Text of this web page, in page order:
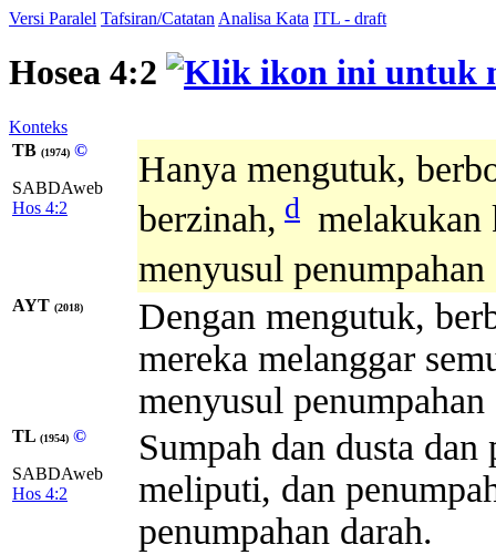
Versi Paralel Tafsiran/Catatan Analisa Kata ITL - draft
Hosea 4:2
Konteks
TB (1974) ©
SABDAweb
Hos 4:2
Hanya mengutuk,
berzinah, d melakukan
menyusul penumpahan
AYT (2018)
Dengan mengutuk,
mereka melanggar
menyusul penumpahan
TL (1954) ©
SABDAweb
Hos 4:2
Sumpah dan dusta
meliputi, dan
penumpahan darah.